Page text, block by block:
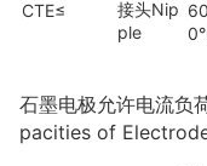
CTE≤
60
接头Nip
ple
石墨电极允许电流
pacities of